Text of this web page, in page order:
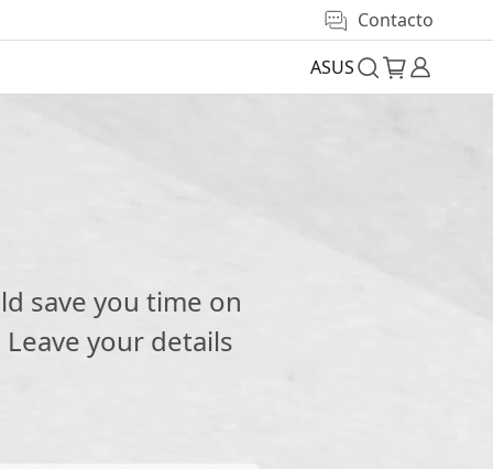
Contacto
ASUS
save you time on
your details